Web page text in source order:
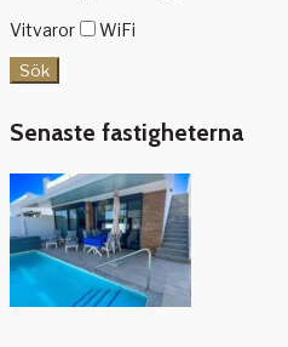
Vitvaror
WiFi
Sök
Senaste fastigheterna